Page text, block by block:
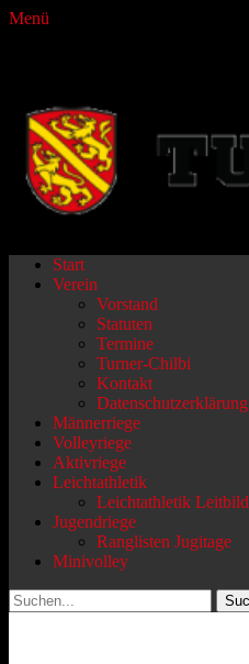
Menü
Primäres
Menü
Zum
Inhalt
Start
Verein
Vorstand
Statuten
Termine
Turner-Chilbi
Kontakt
Datenschutzerklärung
Männerriege
Volleyriege
Aktivriege
Leichtathletik
Leichtathletik Leitbild
Jugendriege
Ranglisten Jugitage
Minivolley
Suchen
Suchen
nach: